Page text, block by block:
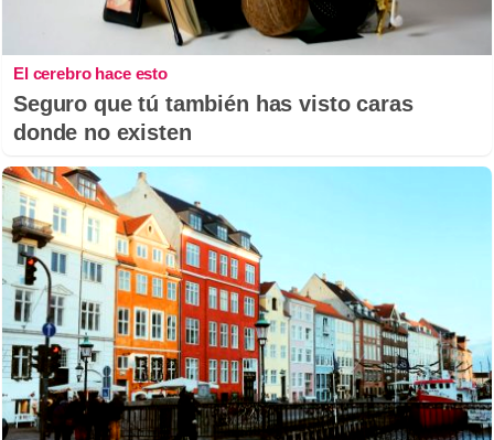
El cerebro hace esto
Seguro que tú también has visto caras
donde no existen